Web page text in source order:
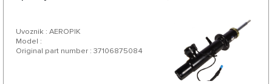
Uvoznik : AEROPIK
Model :
Original part number : 37106875084